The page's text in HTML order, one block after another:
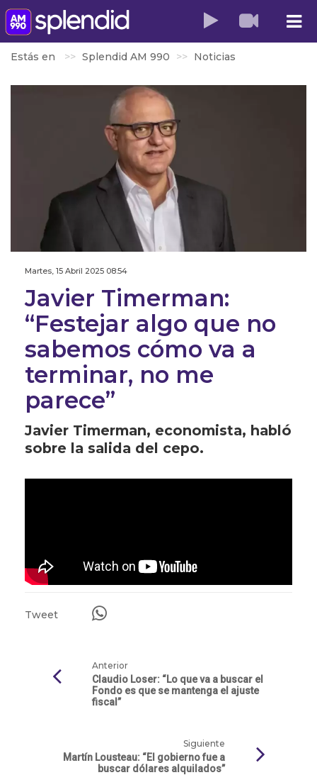
Estás en Splendid AM 990 Noticias
Martes, 15 Abril 2025 08:54
Javier Timerman:
“Festejar algo que no
sabemos cómo va a
terminar, no me
parece”
Javier Timerman, economista, habló
sobre la salida del cepo.
Tweet
Anterior
Claudio Loser: “Lo que va a buscar el
Fondo es que se mantenga el ajuste
fiscal”
Siguiente
Martín Lousteau: “El gobierno fue a
buscar dólares alquilados”